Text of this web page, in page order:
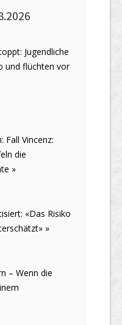
Jugendliche
und flüchten vor
Fall Vincenz:
die
»
«Das Risiko
»
– Wenn die